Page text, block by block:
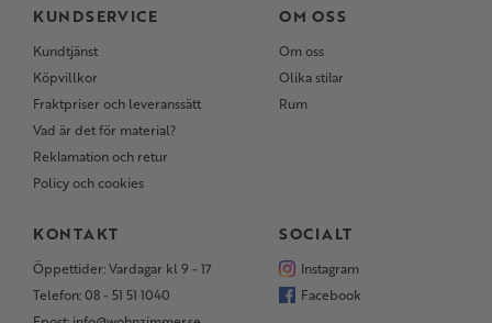
KUNDSERVICE
Kundtjänst
Köpvillkor
Fraktpriser och leveranssätt
Vad är det för material?
Reklamation och retur
Policy och cookies
OM OSS
Om oss
Olika stilar
Rum
KONTAKT
Öppettider: Vardagar kl 9 - 17
Telefon: 08 - 51 51 1040
SOCIALT
Instagram
Facebook